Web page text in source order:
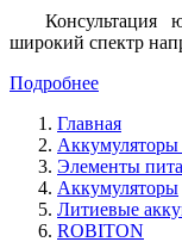
Консультация
широкий спектр
Подробнее
Главная
Аккумуляторы
Элементы
Аккумуляторы
Литиевые
ROBITON